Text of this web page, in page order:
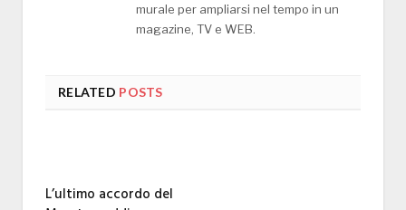
murale per ampliarsi nel tempo in un
magazine, TV e WEB.
RELATED POSTS
L’ultimo accordo del